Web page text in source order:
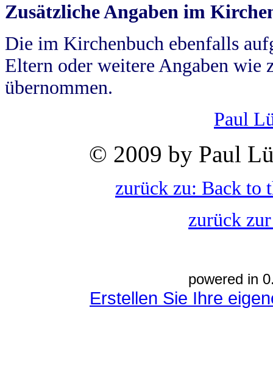
Zusätzliche Angaben im
Die im Kirchenbuch ebenfalls
Eltern oder weitere Angaben wie
übernommen.
Paul
© 2009 by Paul
zurück zu: Back to
zurück
powered in
Erstellen Sie Ihre